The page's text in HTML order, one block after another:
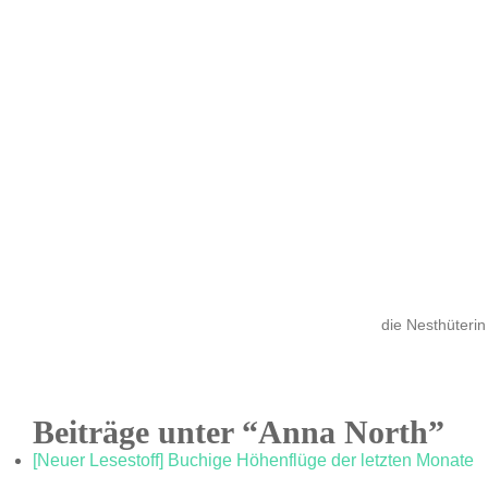
die Nesthüterin
Beiträge unter “Anna North”
[Neuer Lesestoff] Buchige Höhenflüge der letzten Monate